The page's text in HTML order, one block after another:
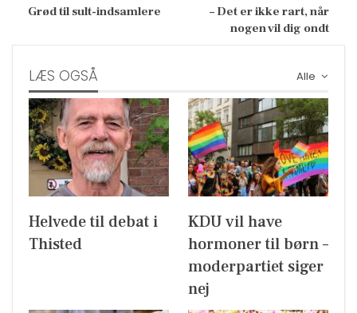
Grød til sult-indsamlere
– Det er ikke rart, når
nogen vil dig ondt
Alle
LÆS OGSÅ
Helvede til debat i
Thisted
KDU vil have
hormoner til børn –
moderpartiet siger
nej